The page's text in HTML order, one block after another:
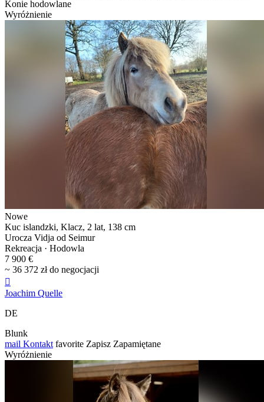
Konie hodowlane
Wyróżnienie
Nowe
Kuc islandzki, Klacz, 2 lat, 138 cm
Urocza Vidja od Seimur
Rekreacja · Hodowla
7 900 €
~ 36 372 zł do negocjacji

Joachim Quelle
DE
Blunk
mail Kontakt favorite Zapisz Zapamiętane
Wyróżnienie